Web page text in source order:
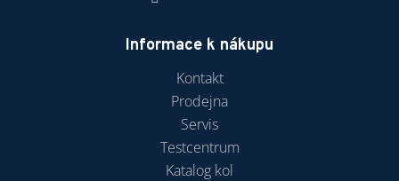
Informace k nákupu
Kontakt
Prodejna
Servis
Testcentrum
Katalog kol